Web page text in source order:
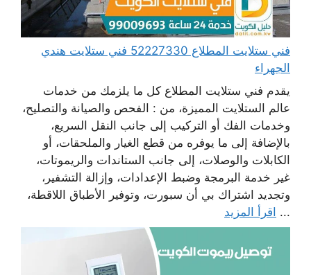
فني ستلايت المطلاع 52227330 فني ستلايت هندي
الجهراء
يقدم فني ستلايت المطلاع كل ما يلزمك من خدمات
عالم الستلايت المميزة، من : الفحص والصيانة والتصليح،
وخدمات الفك أو التركيب إلى جانب النقل السريع،
بالإضافة إلى ما يوفره من قطع الغيار والملحقات، أو
الكابلات والوصلات، إلى جانب الستاندات والريموتات،
غير خدمة البرمجة وضبط الإعدادات، وإزالة التشفير،
وتجديد اشتراك بي أن سبورت، وتوفير الأطباق اللاقطة،
... اقرأ المزيد